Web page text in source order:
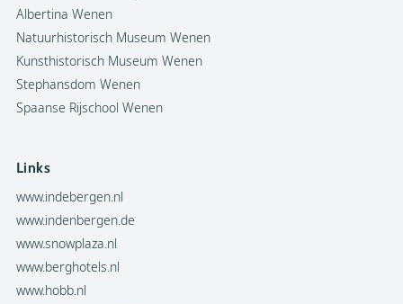
Albertina Wenen
Natuurhistorisch Museum Wenen
Kunsthistorisch Museum Wenen
Stephansdom Wenen
Spaanse Rijschool Wenen
Links
www.indebergen.nl
www.indenbergen.de
www.snowplaza.nl
www.berghotels.nl
www.hobb.nl